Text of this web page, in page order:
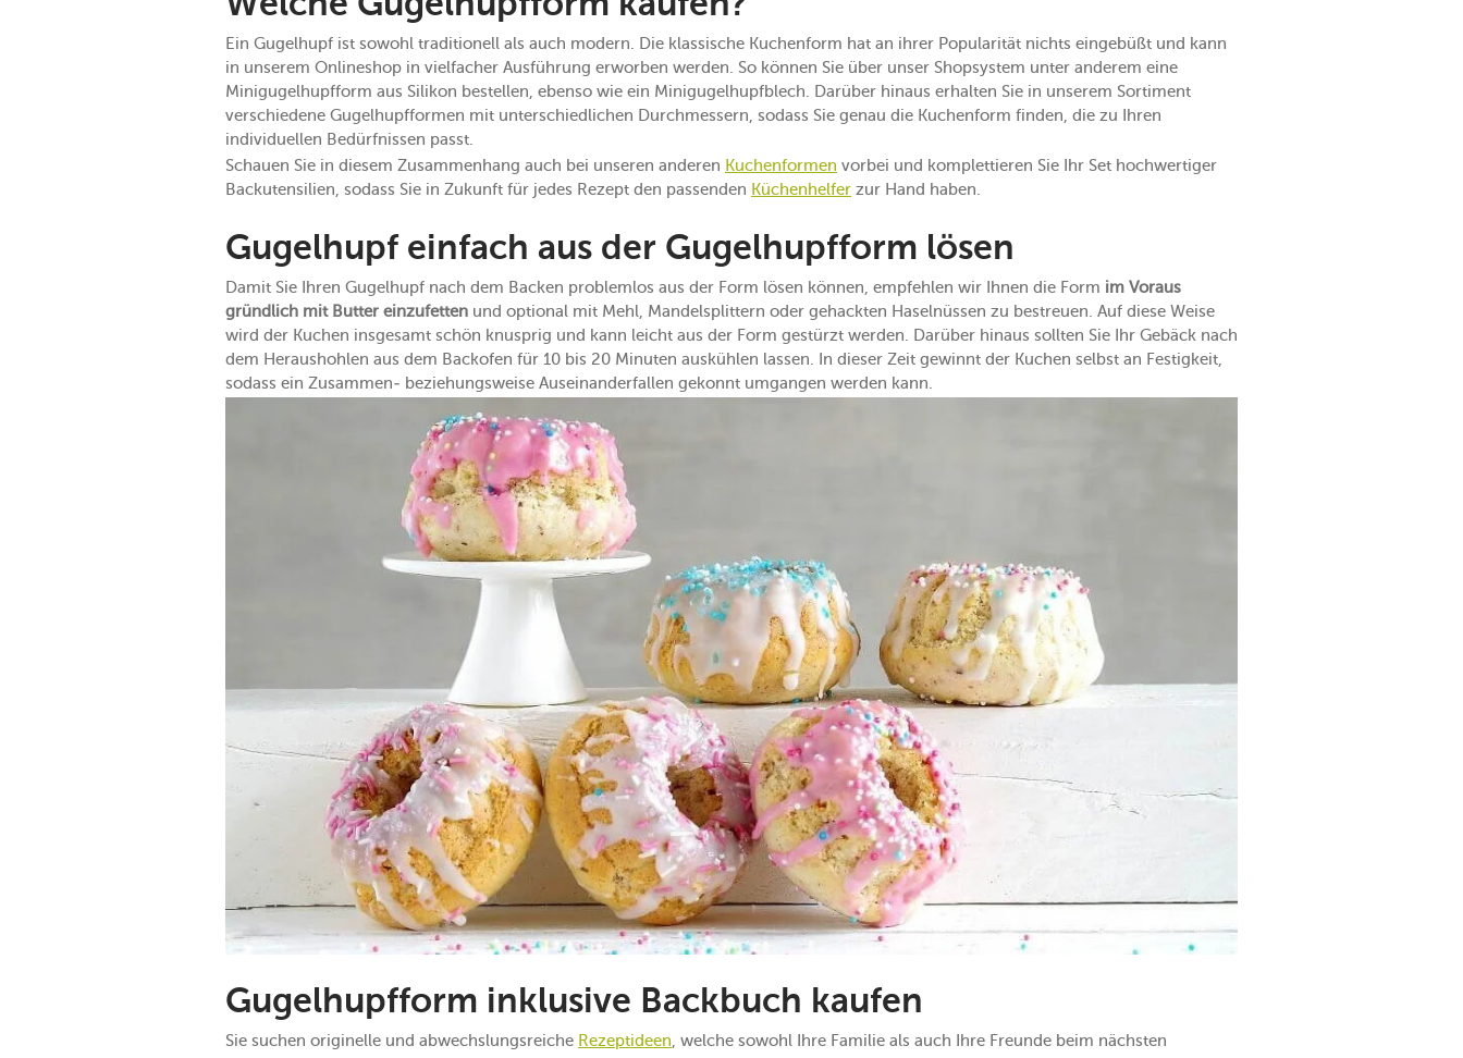
Ein Gugelhupf ist sowohl traditionell als auch modern. Die klassische Kuchenform hat an ihrer Popularität nichts eingebüßt und kann
in unserem Onlineshop in vielfacher Ausführung erworben werden. So können Sie über unser Shopsystem unter anderem eine
Minigugelhupfform aus Silikon bestellen, ebenso wie ein Minigugelhupfblech. Darüber hinaus erhalten Sie in unserem Sortiment
verschiedene Gugelhupfformen mit unterschiedlichen Durchmessern, sodass Sie genau die Kuchenform finden, die zu Ihren
individuellen Bedürfnissen passt.
Schauen Sie in diesem Zusammenhang auch bei unseren anderen Kuchenformen vorbei und komplettieren Sie Ihr Set hochwertiger
Backutensilien, sodass Sie in Zukunft für jedes Rezept den passenden Küchenhelfer zur Hand haben.
Gugelhupf einfach aus der Gugelhupfform lösen
Damit Sie Ihren Gugelhupf nach dem Backen problemlos aus der Form lösen können, empfehlen wir Ihnen die Form im Voraus
gründlich mit Butter einzufetten und optional mit Mehl, Mandelsplittern oder gehackten Haselnüssen zu bestreuen. Auf diese Weise
wird der Kuchen insgesamt schön knusprig und kann leicht aus der Form gestürzt werden. Darüber hinaus sollten Sie Ihr Gebäck nach
dem Heraushohlen aus dem Backofen für 10 bis 20 Minuten auskühlen lassen. In dieser Zeit gewinnt der Kuchen selbst an Festigkeit,
sodass ein Zusammen- beziehungsweise Auseinanderfallen gekonnt umgangen werden kann.
Gugelhupfform inklusive Backbuch kaufen
Sie suchen originelle und abwechslungsreiche Rezeptideen, welche sowohl Ihre Familie als auch Ihre Freunde beim nächsten